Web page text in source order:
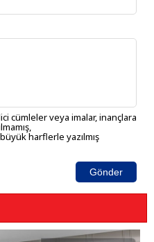
cümleler veya imalar, inançlara
harflerle yazılmış
Gönder